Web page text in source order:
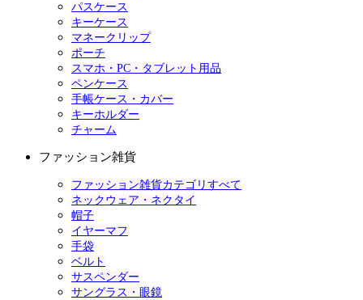
パスケース
キーケース
マネークリップ
ポーチ
スマホ・PC・タブレット用品
ペンケース
手帳ケース・カバー
キーホルダー
チャーム
ファッション雑貨
ファッション雑貨カテゴリすべて
ネックウェア・ネクタイ
帽子
イヤーマフ
手袋
ベルト
サスペンダー
サングラス・眼鏡